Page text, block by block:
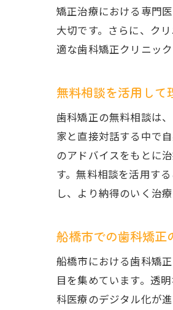
矯正治療における専門
大切です。さらに、ク
適な歯科矯正クリニッ
無料相談を活用して
歯科矯正の無料相談は
家と直接対話する中で
のアドバイスをもとに
す。無料相談を活用す
し、より納得のいく治
船橋市での歯科矯正
船橋市における歯科矯
目を集めています。透
科医療のデジタル化が